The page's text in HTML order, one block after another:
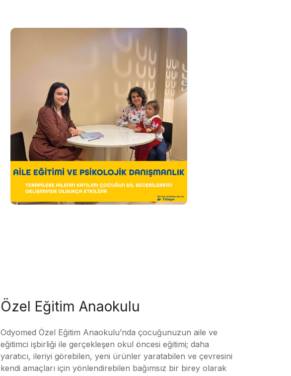
Özel Eğitim Anaokulu
Odyomed Özel Eğitim Anaokulu’nda çocuğunuzun aile ve
eğitimci işbirliği ile gerçekleşen okul öncesi eğitimi; daha
yaratıcı, ileriyi görebilen, yeni ürünler yaratabilen ve çevresini
kendi amaçları için yönlendirebilen bağımsız bir birey olarak